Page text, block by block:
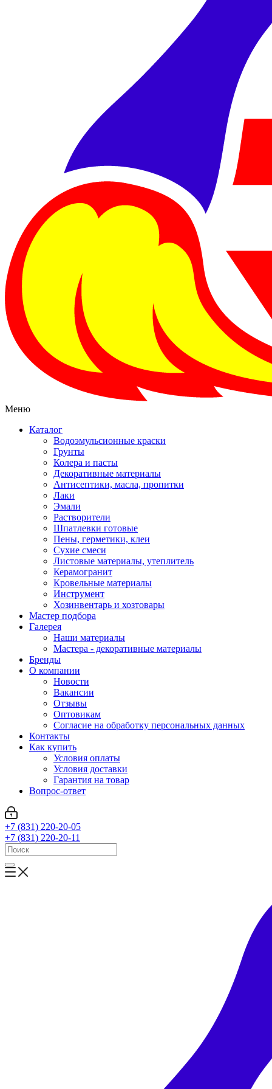
Меню
Каталог
Водоэмульсионные краски
Грунты
Колера и пасты
Декоративные материалы
Антисептики, масла, пропитки
Лаки
Эмали
Растворители
Шпатлевки готовые
Пены, герметики, клеи
Сухие смеси
Листовые материалы, утеплитель
Керамогранит
Кровельные материалы
Инструмент
Хозинвентарь и хозтовары
Мастер подбора
Галерея
Наши материалы
Мастера - декоративные материалы
Бренды
О компании
Новости
Вакансии
Отзывы
Оптовикам
Cогласие на обработку персональных данных
Контакты
Как купить
Условия оплаты
Условия доставки
Гарантия на товар
Вопрос-ответ
+7 (831) 220-20-05
+7 (831) 220-20-11